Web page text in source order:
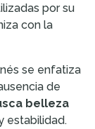
por su
con la
se enfatiza
de
belleza
estabilidad.